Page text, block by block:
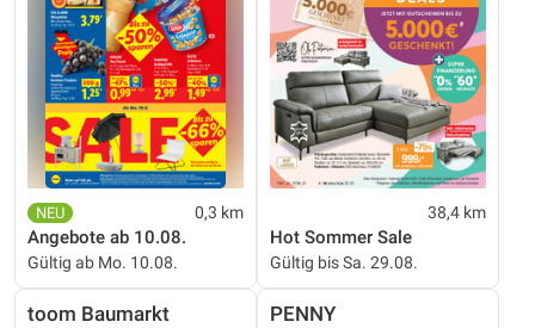
0,3 km
Angebote ab 10.08.
Gültig ab Mo. 10.08.
38,4 km
Hot Sommer Sale
Gültig bis Sa. 29.08.
toom Baumarkt PENNY